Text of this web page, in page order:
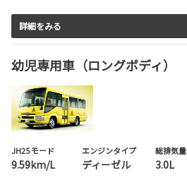
詳細をみる
幼児専用車（ロングボディ）
JH25 モード
9.59km/L
エンジンタイプ
ディーゼル
総排気量
3.0L